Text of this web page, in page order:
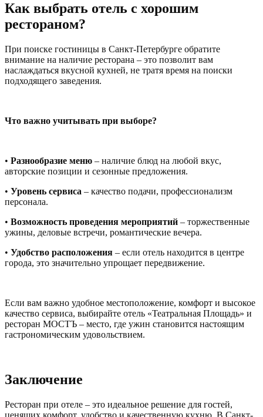
Как выбрать отель с хорошим
рестораном?
При поиске гостиницы в Санкт-Петербурге обратите
внимание на наличие ресторана – это позволит вам
наслаждаться вкусной кухней, не тратя время на поиски
подходящего заведения.
Что важно учитывать при выборе?
• Разнообразие меню – наличие блюд на любой вкус,
авторские позиции и сезонные предложения.
• Уровень сервиса – качество подачи, профессионализм
персонала.
• Возможность проведения мероприятий – торжественные
ужины, деловые встречи, романтические вечера.
• Удобство расположения – если отель находится в центре
города, это значительно упрощает передвижение.
Если вам важно удобное местоположение, комфорт и высокое
качество сервиса, выбирайте отель «Театральная Площадь» и
ресторан МОСТЪ – место, где ужин становится настоящим
гастрономическим удовольствием.
Заключение
Ресторан при отеле – это идеальное решение для гостей,
ценящих комфорт, удобство и качественную кухню. В Санкт-